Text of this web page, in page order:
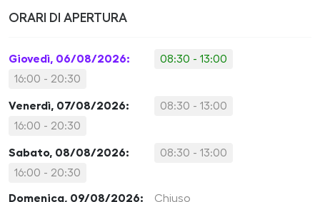
ORARI DI APERTURA
Giovedì, 06/08/2026:
08:30 - 13:00
16:00 - 20:30
Venerdì, 07/08/2026:
08:30 - 13:00
16:00 - 20:30
Sabato, 08/08/2026:
08:30 - 13:00
16:00 - 20:30
Domenica, 09/08/2026: Chiuso